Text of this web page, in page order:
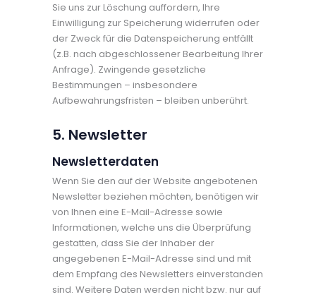
Sie uns zur Löschung auffordern, Ihre
Einwilligung zur Speicherung widerrufen oder
der Zweck für die Datenspeicherung entfällt
(z.B. nach abgeschlossener Bearbeitung Ihrer
Anfrage). Zwingende gesetzliche
Bestimmungen – insbesondere
Aufbewahrungsfristen – bleiben unberührt.
5. Newsletter
Newsletterdaten
Wenn Sie den auf der Website angebotenen
Newsletter beziehen möchten, benötigen wir
von Ihnen eine E-Mail-Adresse sowie
Informationen, welche uns die Überprüfung
gestatten, dass Sie der Inhaber der
angegebenen E-Mail-Adresse sind und mit
dem Empfang des Newsletters einverstanden
sind. Weitere Daten werden nicht bzw. nur auf